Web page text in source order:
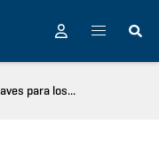
para los...